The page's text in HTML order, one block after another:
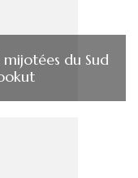
du Sud